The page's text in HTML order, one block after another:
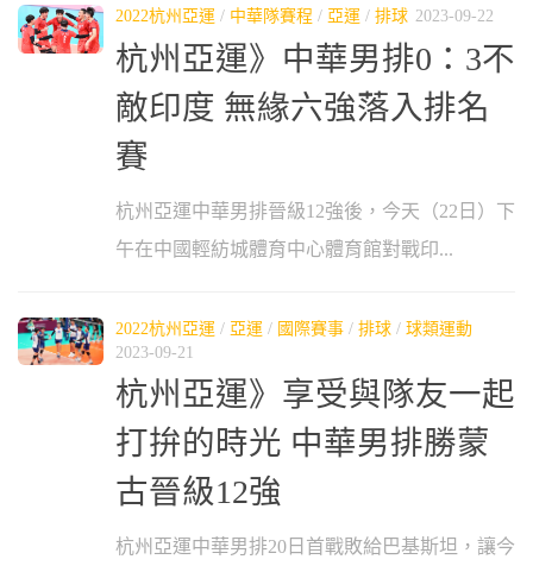
2022杭州亞運 / 中華隊賽程 / 亞運 / 排球 2023-09-22
杭州亞運》中華男排0：3不
敵印度 無緣六強落入排名
賽
杭州亞運中華男排晉級12強後，今天（22日）下
午在中國輕紡城體育中心體育館對戰印...
2022杭州亞運 / 亞運 / 國際賽事 / 排球 / 球類運動
2023-09-21
杭州亞運》享受與隊友一起
打拚的時光 中華男排勝蒙
古晉級12強
杭州亞運中華男排20日首戰敗給巴基斯坦，讓今